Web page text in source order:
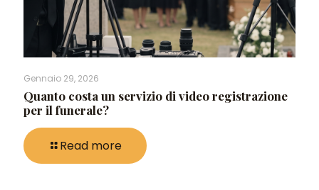
Gennaio 29, 2026
Quanto costa un servizio di video registrazione
per il funerale?
Read more